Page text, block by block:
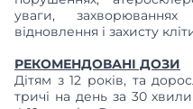
уваги,
відновлення і захисту
РЕКОМЕНДОВАНІ ДОЗИ
Дітям з 12 років, та
тричі на день за 30